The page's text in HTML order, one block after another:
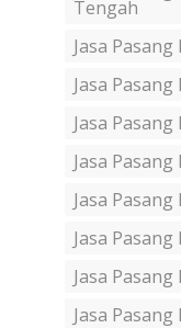
Tengah
Jasa
Jasa
Jasa
Jasa
Jasa
Jasa
Jasa
Jasa